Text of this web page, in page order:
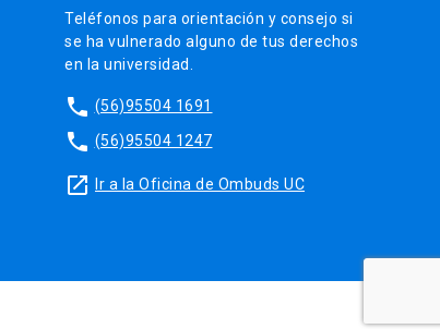
Teléfonos para orientación y consejo si
se ha vulnerado alguno de tus derechos
en la universidad.
phone (56)95504 1691
phone (56)95504 1247
launch Ir a la Oficina de Ombuds UC